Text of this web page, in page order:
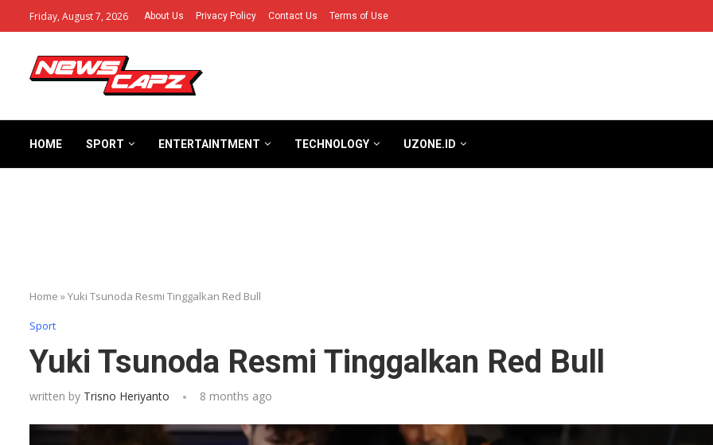
Friday, August 7, 2026 About Us Privacy Policy Contact Us Terms of Use
HOME SPORT ENTERTAINTMENT TECHNOLOGY UZONE.ID
Home »Yuki Tsunoda Resmi Tinggalkan Red Bull
Sport
Yuki Tsunoda Resmi Tinggalkan Red Bull
written by Trisno Heriyanto 8 months ago